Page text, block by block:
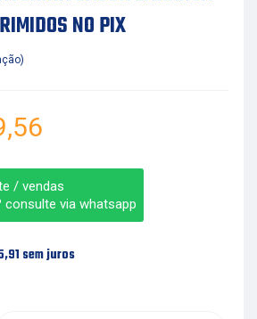
NO PIX
/ vendas
consulte via whatsapp
sem juros